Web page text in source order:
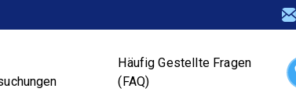
Häufig Gestellte Fragen
(FAQ)